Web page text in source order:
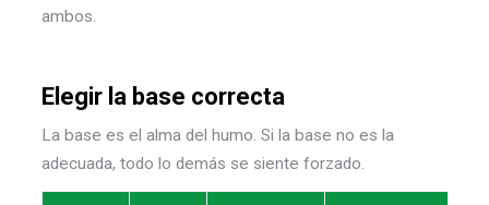
ambos.
Elegir la base correcta
La base es el alma del humo. Si la base no es la
adecuada, todo lo demás se siente forzado.